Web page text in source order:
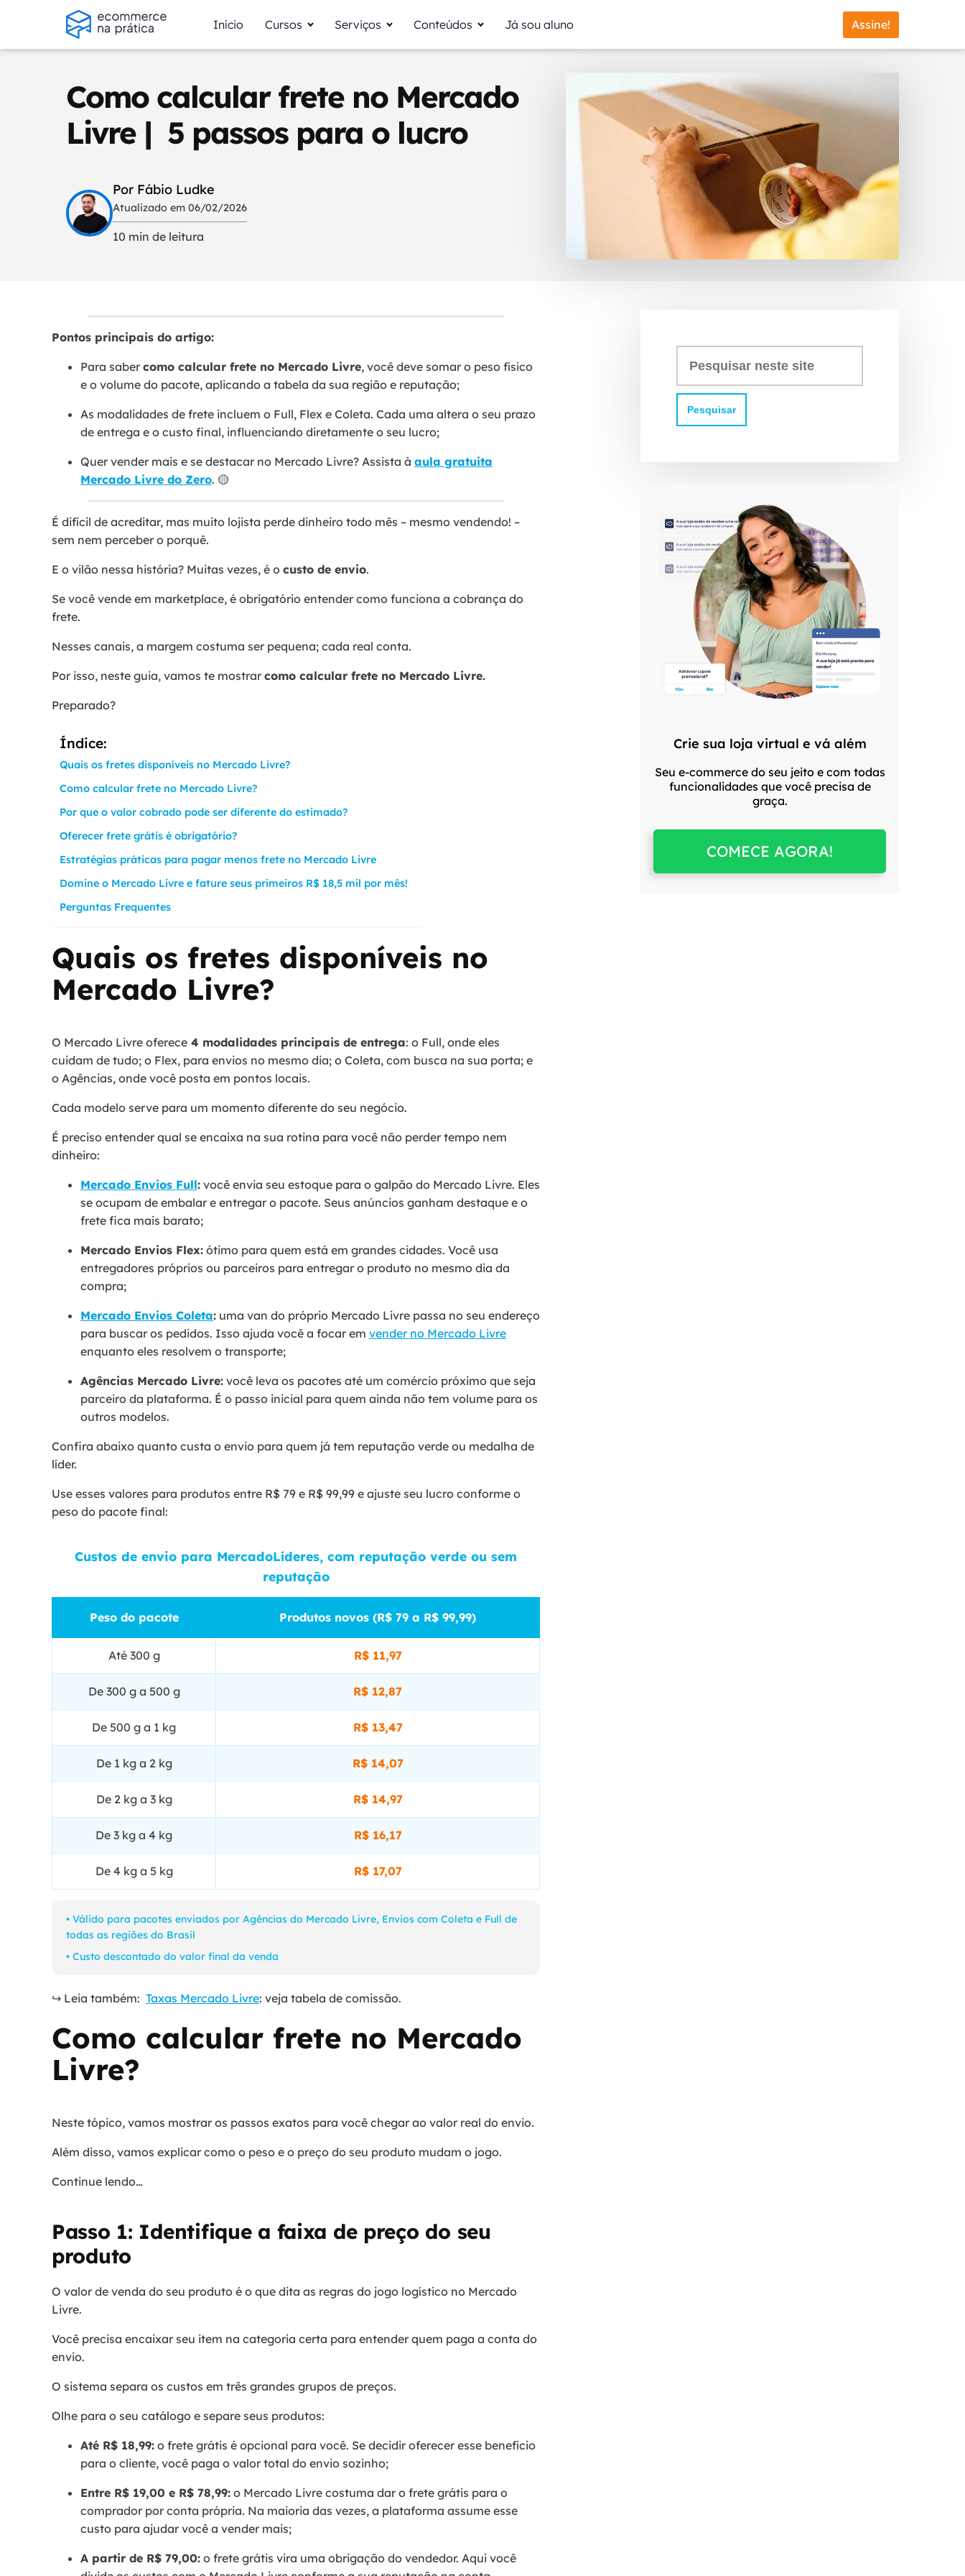
Início Cursos Serviços Conteúdos Já sou aluno Assine!
Como calcular frete no Mercado
Livre | 5 passos para o lucro
Por Fábio Ludke
Atualizado em 06/02/2026
10 min de leitura
Pontos principais do artigo:
Para saber como calcular frete no Mercado Livre, você deve somar o peso físico
e o volume do pacote, aplicando a tabela da sua região e reputação;
As modalidades de frete incluem o Full, Flex e Coleta. Cada uma altera o seu prazo
de entrega e o custo final, influenciando diretamente o seu lucro;
Quer vender mais e se destacar no Mercado Livre? Assista à aula gratuita
Mercado Livre do Zero. 🟡
É difícil de acreditar, mas muito lojista perde dinheiro todo mês – mesmo vendendo! –
sem nem perceber o porquê.
E o vilão nessa história? Muitas vezes, é o custo de envio.
Se você vende em marketplace, é obrigatório entender como funciona a cobrança do
frete.
Nesses canais, a margem costuma ser pequena; cada real conta.
Por isso, neste guia, vamos te mostrar como calcular frete no Mercado Livre.
Preparado?
Índice:
Quais os fretes disponíveis no Mercado Livre?
Como calcular frete no Mercado Livre?
Por que o valor cobrado pode ser diferente do estimado?
Oferecer frete grátis é obrigatório?
Estratégias práticas para pagar menos frete no Mercado Livre
Domine o Mercado Livre e fature seus primeiros R$ 18,5 mil por mês!
Perguntas Frequentes
Quais os fretes disponíveis no
Mercado Livre?
O Mercado Livre oferece 4 modalidades principais de entrega: o Full, onde eles
cuidam de tudo; o Flex, para envios no mesmo dia; o Coleta, com busca na sua porta; e
o Agências, onde você posta em pontos locais.
Cada modelo serve para um momento diferente do seu negócio.
É preciso entender qual se encaixa na sua rotina para você não perder tempo nem
dinheiro:
Mercado Envios Full: você envia seu estoque para o galpão do Mercado Livre. Eles
se ocupam de embalar e entregar o pacote. Seus anúncios ganham destaque e o
frete fica mais barato;
Mercado Envios Flex: ótimo para quem está em grandes cidades. Você usa
entregadores próprios ou parceiros para entregar o produto no mesmo dia da
compra;
Mercado Envios Coleta: uma van do próprio Mercado Livre passa no seu endereço
para buscar os pedidos. Isso ajuda você a focar em vender no Mercado Livre
enquanto eles resolvem o transporte;
Agências Mercado Livre: você leva os pacotes até um comércio próximo que seja
parceiro da plataforma. É o passo inicial para quem ainda não tem volume para os
outros modelos.
Confira abaixo quanto custa o envio para quem já tem reputação verde ou medalha de
líder.
Use esses valores para produtos entre R$ 79 e R$ 99,99 e ajuste seu lucro conforme o
peso do pacote final:
Custos de envio para MercadoLíderes, com reputação verde ou sem
reputação
Peso do pacote Produtos novos (R$ 79 a R$ 99,99)
Até 300 g R$ 11,97
De 300 g a 500 g R$ 12,87
De 500 g a 1 kg R$ 13,47
De 1 kg a 2 kg R$ 14,07
De 2 kg a 3 kg R$ 14,97
De 3 kg a 4 kg R$ 16,17
De 4 kg a 5 kg R$ 17,07
• Válido para pacotes enviados por Agências do Mercado Livre, Envios com Coleta e Full de
todas as regiões do Brasil
• Custo descontado do valor final da venda
↪️ Leia também: Taxas Mercado Livre: veja tabela de comissão.
Como calcular frete no Mercado
Livre?
Neste tópico, vamos mostrar os passos exatos para você chegar ao valor real do envio.
Além disso, vamos explicar como o peso e o preço do seu produto mudam o jogo.
Continue lendo…
Passo 1: Identifique a faixa de preço do seu
produto
O valor de venda do seu produto é o que dita as regras do jogo logístico no Mercado
Livre.
Você precisa encaixar seu item na categoria certa para entender quem paga a conta do
envio.
O sistema separa os custos em três grandes grupos de preços.
Olhe para o seu catálogo e separe seus produtos:
Até R$ 18,99: o frete grátis é opcional para você. Se decidir oferecer esse benefício
para o cliente, você paga o valor total do envio sozinho;
Entre R$ 19,00 e R$ 78,99: o Mercado Livre costuma dar o frete grátis para o
comprador por conta própria. Na maioria das vezes, a plataforma assume esse
custo para ajudar você a vender mais;
A partir de R$ 79,00: o frete grátis vira uma obrigação do vendedor. Aqui você
neste
site:
Crie sua loja virtual e vá além
Seu e-commerce do seu jeito e com todas
funcionalidades que você precisa de
graça.
COMECE AGORA!